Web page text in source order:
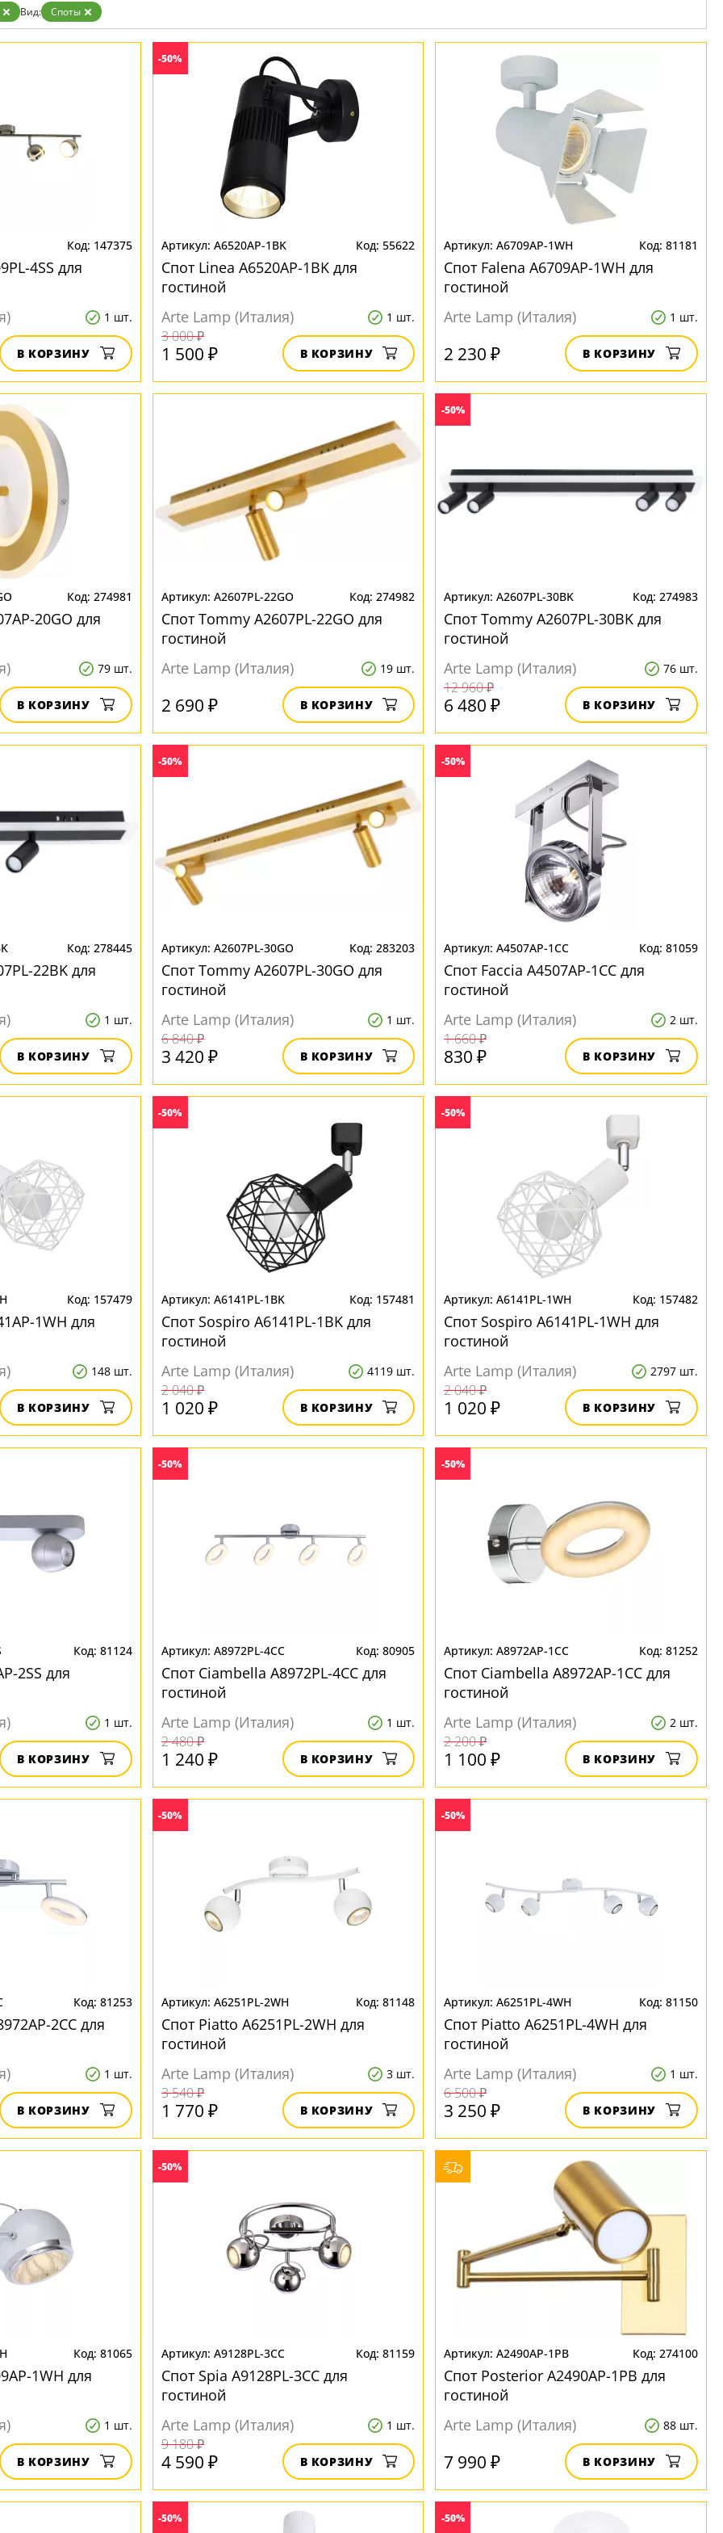
Бронза
Золото
Прозрачные
Вид: Споты
147375
4SS для
1 шт.
В КОРЗИНУ
-50%
A6520AP-1BK 55622
Спот Linea A6520AP-1BK для
гостиной
Arte Lamp (Италия)
1 шт.
3 000 ₽
1 500 ₽ В КОРЗИНУ
A6709AP-1WH 81181
Спот Falena A6709AP-1WH для
гостиной
Arte Lamp (Италия)
1 шт.
2 230 ₽ В КОРЗИНУ
274981
20GO для
79 шт.
В КОРЗИНУ
A2607PL-22GO 274982
Спот Tommy A2607PL-22GO для
гостиной
Arte Lamp (Италия)
19 шт.
2 690 ₽ В КОРЗИНУ
-50%
A2607PL-30BK 274983
Спот Tommy A2607PL-30BK для
гостиной
Arte Lamp (Италия)
76 шт.
12 960 ₽
6 480 ₽ В КОРЗИНУ
278445
22BK для
1 шт.
В КОРЗИНУ
-50%
A2607PL-30GO 283203
Спот Tommy A2607PL-30GO для
гостиной
Arte Lamp (Италия)
1 шт.
6 840 ₽
3 420 ₽ В КОРЗИНУ
-50%
A4507AP-1CC 81059
Спот Faccia A4507AP-1CC для
гостиной
Arte Lamp (Италия)
2 шт.
1 660 ₽
830 ₽ В КОРЗИНУ
157479
1WH для
148 шт.
В КОРЗИНУ
-50%
A6141PL-1BK 157481
Спот Sospiro A6141PL-1BK для
гостиной
Arte Lamp (Италия)
4119 шт.
2 040 ₽
1 020 ₽ В КОРЗИНУ
-50%
A6141PL-1WH 157482
Спот Sospiro A6141PL-1WH для
гостиной
Arte Lamp (Италия)
2797 шт.
2 040 ₽
1 020 ₽ В КОРЗИНУ
81124
2SS для
1 шт.
В КОРЗИНУ
-50%
A8972PL-4CC 80905
Спот Ciambella A8972PL-4CC для
гостиной
Arte Lamp (Италия)
1 шт.
2 480 ₽
1 240 ₽ В КОРЗИНУ
-50%
A8972AP-1CC 81252
Спот Ciambella A8972AP-1CC для
гостиной
Arte Lamp (Италия)
2 шт.
2 200 ₽
1 100 ₽ В КОРЗИНУ
81253
2CC для
1 шт.
В КОРЗИНУ
-50%
A6251PL-2WH 81148
Спот Piatto A6251PL-2WH для
гостиной
Arte Lamp (Италия)
3 шт.
3 540 ₽
1 770 ₽ В КОРЗИНУ
-50%
A6251PL-4WH 81150
Спот Piatto A6251PL-4WH для
гостиной
Arte Lamp (Италия)
1 шт.
6 500 ₽
3 250 ₽ В КОРЗИНУ
81065
1WH для
1 шт.
В КОРЗИНУ
-50%
A9128PL-3CC 81159
Спот Spia A9128PL-3CC для
гостиной
Arte Lamp (Италия)
1 шт.
9 180 ₽
4 590 ₽ В КОРЗИНУ
A2490AP-1PB 274100
Спот Posterior A2490AP-1PB для
гостиной
Arte Lamp (Италия)
88 шт.
7 990 ₽ В КОРЗИНУ
-50% -50%